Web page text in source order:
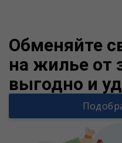
Обменяйте
на жилье от
выгодно и